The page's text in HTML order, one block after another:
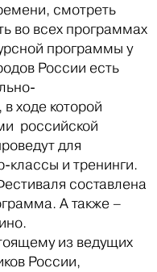
смотреть
во всех программах
программы у
России есть
ходе которой
российской
для
классы и тренинги.
составлена
А также –
из ведущих
России,